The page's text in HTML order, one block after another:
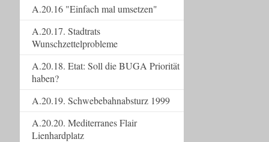
A.20.16 "Einfach mal umsetzen"
A.20.17. Stadtrats
Wunschzettelprobleme
A.20.18. Etat: Soll die BUGA Priorität
haben?
A.20.19. Schwebebahnabsturz 1999
A.20.20. Mediterranes Flair
Lienhardplatz